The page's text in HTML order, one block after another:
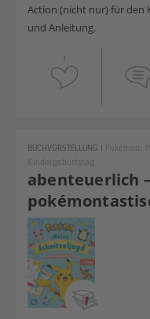
Action (nicht nur) für den
und Anleitung.
1
abenteuerlich
BUCHVORSTELLUNG | Pokémon:
Kindergeburtstag